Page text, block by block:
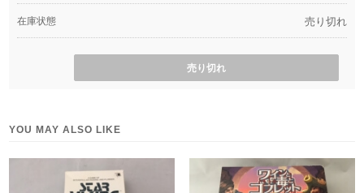
在庫状態 売り切れ
売り切れ
YOU MAY ALSO LIKE